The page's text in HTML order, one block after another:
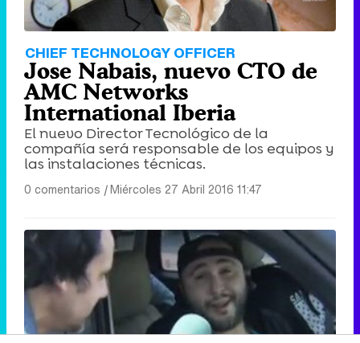
CHIEF TECHNOLOGY OFFICER
Jose Nabais, nuevo CTO de
AMC Networks
International Iberia
El nuevo Director Tecnológico de la
compañía será responsable de los equipos y
las instalaciones técnicas.
0 comentarios |Miércoles 27 Abril 2016 11:47